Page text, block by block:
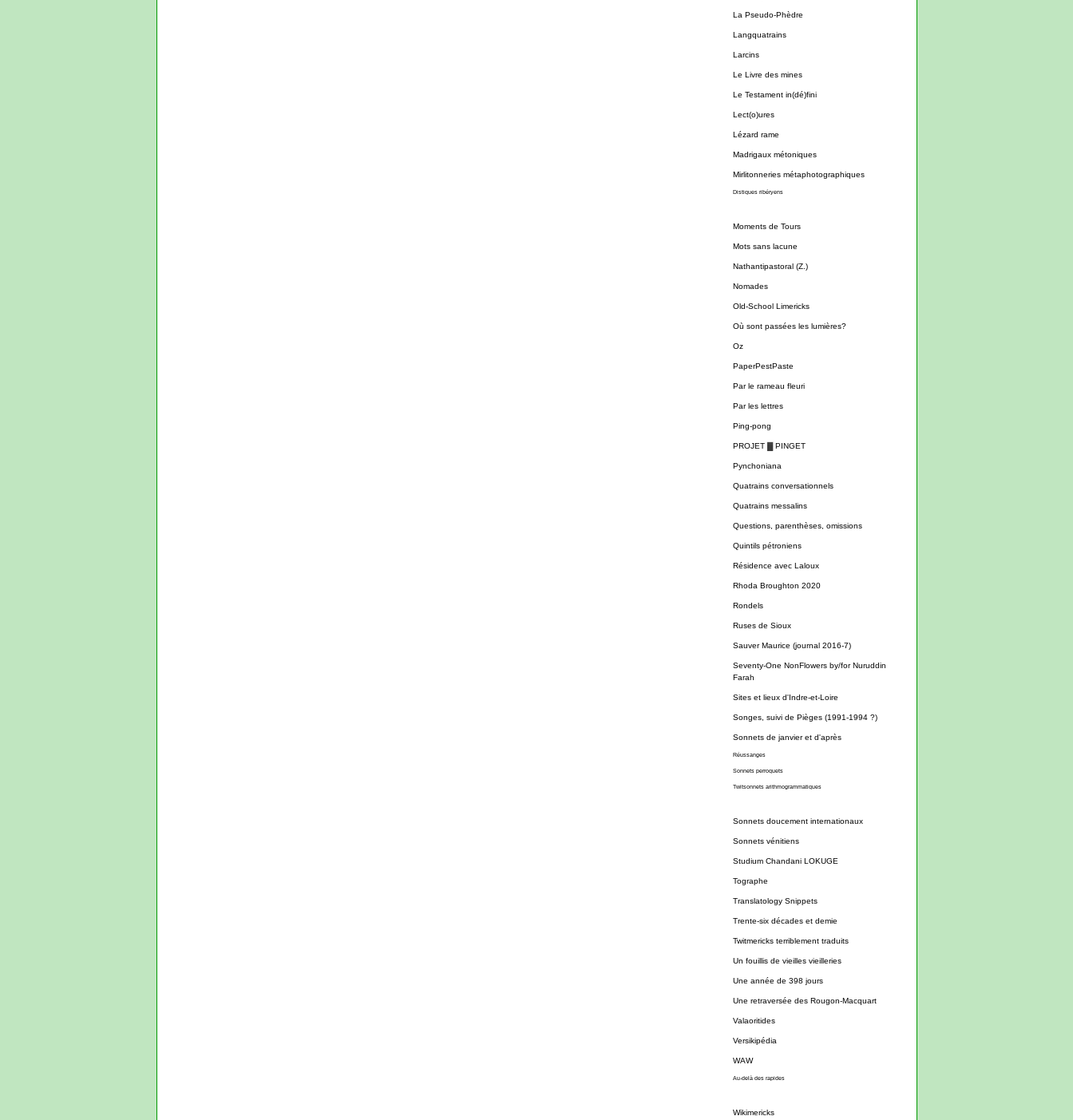
La Pseudo-Phèdre
Langquatrains
Larcins
Le Livre des mines
Le Testament in(dé)fini
Lect(o)ures
Lézard rame
Madrigaux métoniques
Mirlitonneries métaphotographiques
Distiques ribéryens
Moments de Tours
Mots sans lacune
Nathantipastoral (Z.)
Nomades
Old-School Limericks
Où sont passées les lumières?
Oz
PaperPestPaste
Par le rameau fleuri
Par les lettres
Ping-pong
PROJET ▓ PINGET
Pynchoniana
Quatrains conversationnels
Quatrains messalins
Questions, parenthèses, omissions
Quintils pétroniens
Résidence avec Laloux
Rhoda Broughton 2020
Rondels
Ruses de Sioux
Sauver Maurice (journal 2016-7)
Seventy-One NonFlowers by/for Nuruddin
Farah
Sites et lieux d'Indre-et-Loire
Songes, suivi de Pièges (1991-1994 ?)
Sonnets de janvier et d'après
Réussanges
Sonnets perroquets
Twitsonnets arithmogrammatiques
Sonnets doucement internationaux
Sonnets vénitiens
Studium Chandani LOKUGE
Tographe
Translatology Snippets
Trente-six décades et demie
Twitmericks terriblement traduits
Un fouillis de vieilles vieilleries
Une année de 398 jours
Une retraversée des Rougon-Macquart
Valaoritides
Versikipédia
WAW
Au-delà des rapides
Wikimericks